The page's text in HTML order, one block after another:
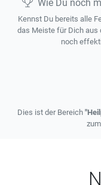
Wie Du noch
Kennst Du bereits alle
das Meiste für Dich aus
noch
Dies ist der Bereich